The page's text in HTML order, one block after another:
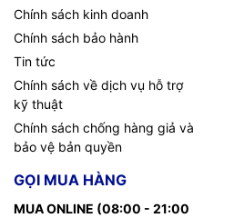
Chính sách kinh doanh
Chính sách bảo hành
Tin tức
Chính sách về dịch vụ hỗ trợ
kỹ thuật
Chính sách chống hàng giả và
bảo vệ bản quyền
GỌI MUA HÀNG
MUA ONLINE (08:00 - 21:00